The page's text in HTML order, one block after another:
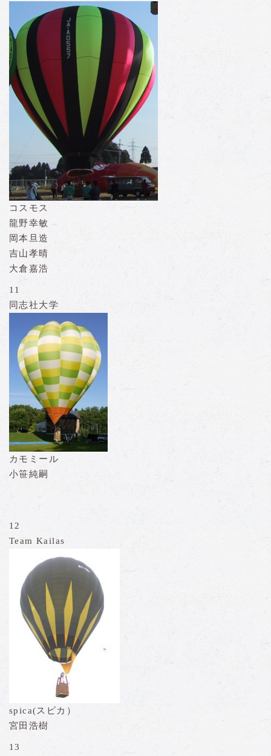
コスモス
龍野幸敏
岡本旦造
吉山孝晴
大倉嘉浩
11
同志社大学
カモミール
小笹純嗣
12
Team Kailas
spica(スピカ）
宮田浩樹
13